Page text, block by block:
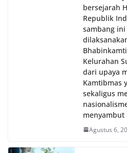
bersejarah
Republik
sambang
Kelurahan
dari upaya
Kamtibmas
sekaligus
menyambut
Agustus 6,